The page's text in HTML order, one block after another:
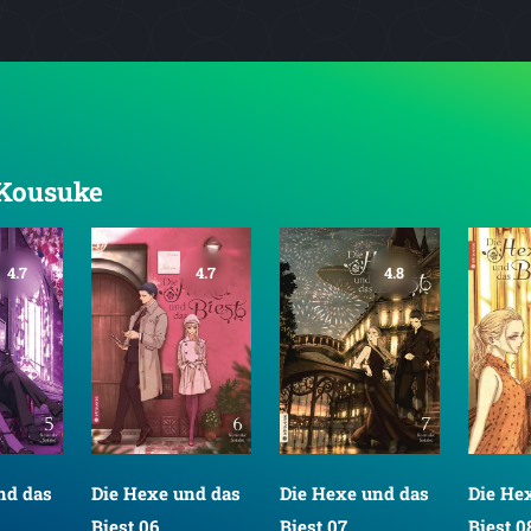
4.7
das
4.7
Die Hexe und das
4.8
Die Hexe und das
Die